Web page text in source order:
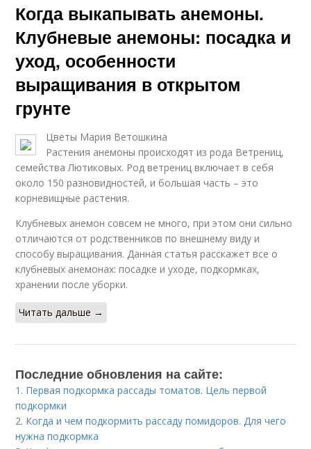
Когда выкапывать анемоны.
Клубневые анемоны: посадка и
уход, особенности
выращивания в открытом
грунте
Цветы Мария Ветошкина
Растения анемоны происходят из рода Ветрениц,
семейства Лютиковых. Род ветрениц включает в себя
около 150 разновидностей, и большая часть – это
корневищные растения.
Клубневых анемон совсем не много, при этом они сильно
отличаются от родственников по внешнему виду и
способу выращивания. Данная статья расскажет все о
клубневых анемонах: посадке и уходе, подкормках,
хранении после уборки.
Читать дальше →
Последние обновления на сайте:
1. Первая подкормка рассады томатов. Цель первой
подкормки
2. Когда и чем подкормить рассаду помидоров. Для чего
нужна подкормка